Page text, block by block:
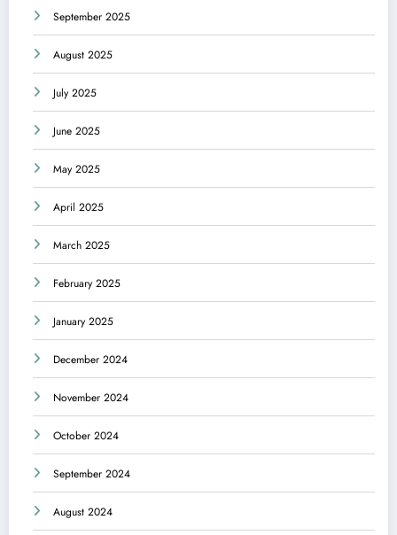
September 2025
August 2025
July 2025
June 2025
May 2025
April 2025
March 2025
February 2025
January 2025
December 2024
November 2024
October 2024
September 2024
August 2024